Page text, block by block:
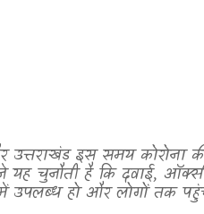
इस समय कोरोना
यह चुनौती है कि दवाई,
में उपलब्ध हो और लोगों तक